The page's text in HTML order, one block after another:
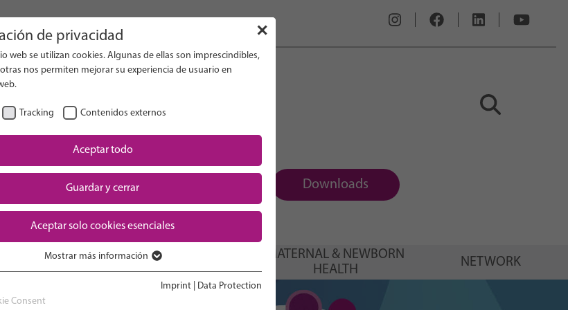
Downloads
RESEARCH ADVOCACY & POLICY
MATERNAL & NEWBORN
HEALTH
NETWORK
✕
de privacidad
web se utilizan cookies. Algunas de ellas son imprescindibles,
nos permiten mejorar su experiencia de usuario en
Tracking Contenidos externos
Aceptar todo
Guardar y cerrar
Aceptar solo cookies esenciales
son necesarias para las funciones básicas del sitio
modo se garantiza el correcto funcionamiento del sitio web.
Mostrar más información
Consent
Imprint Data Protection